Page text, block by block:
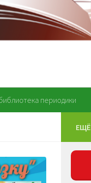
периодики
ЕЩЁ